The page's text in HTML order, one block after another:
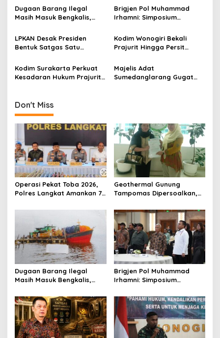
a
i
o
n
Sejumlah Kasus
Sanggahan ke DLH Jawa
Barat
Dugaan Barang Ilegal
Masih Masuk Bengkalis,
Pengawasan Menguat
Brigjen Pol Muhammad
Irhamni: Simposium
Masukan Penting Perkuat
Penegakan Hukum
Lingkungan
LPKAN Desak Presiden
Bentuk Satgas Satu
Negara hingga Tambang
Ilegal
Kodim Wonogiri Bekali
Prajurit Hingga Persit
Ini Tujuannya
Kodim Surakarta Perkuat
Kesadaran Hukum Prajurit
Majelis Adat
Sumedanglarang Gugat
Don't Miss
Operasi Pekat Toba 2026,
Polres Langkat Amankan 77
Sejumlah Kasus
Geothermal Gunung
Tampomas Dipersoalkan,
Sanggahan ke DLH Jawa
Barat
Dugaan Barang Ilegal
Masih Masuk Bengkalis,
Pengawasan Menguat
Brigjen Pol Muhammad
Irhamni: Simposium
Masukan Penting Perkuat
Penegakan Hukum
Lingkungan